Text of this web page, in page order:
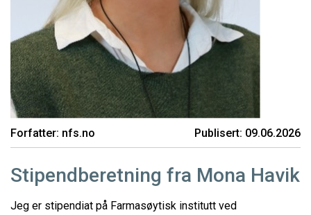
Forfatter: nfs.no Publisert: 09.06.2026
Stipendberetning fra Mona Havik
Jeg er stipendiat på Farmasøytisk institutt ved